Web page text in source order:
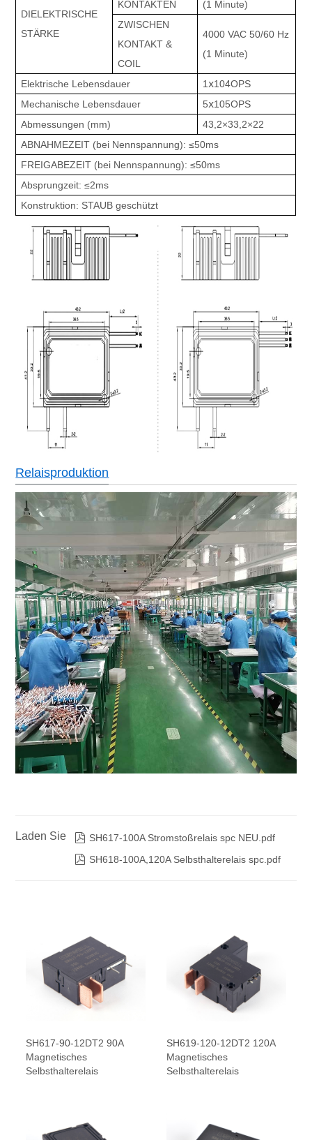
DIELEKTRISCHE
STÄRKE
KONTAKTEN
(1 Minute)
ZWISCHEN
KONTAKT &
COIL
4000 VAC 50/60 Hz
(1 Minute)
Elektrische Lebensdauer
1ⅹ104OPS
Mechanische Lebensdauer
5ⅹ105OPS
Abmessungen (mm)
43,2×33,2×22
ABNAHMEZEIT (bei Nennspannung): ≤50ms
FREIGABEZEIT (bei Nennspannung): ≤50ms
Absprungzeit: ≤2ms
Konstruktion: STAUB geschützt
Relaisproduktion
Laden Sie  SH617-100A Stromstoßrelais spc NEU.pdf
 SH618-100A,120A Selbsthalterelais spc.pdf
SH617-90-12DT2 90A
Magnetisches
Selbsthalterelais
SH619-120-12DT2 120A
Magnetisches
Selbsthalterelais